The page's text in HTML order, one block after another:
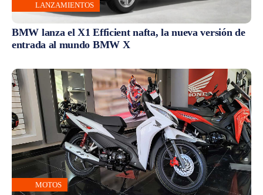
LANZAMIENTOS
BMW lanza el X1 Efficient nafta, la nueva versión de
entrada al mundo BMW X
MOTOS